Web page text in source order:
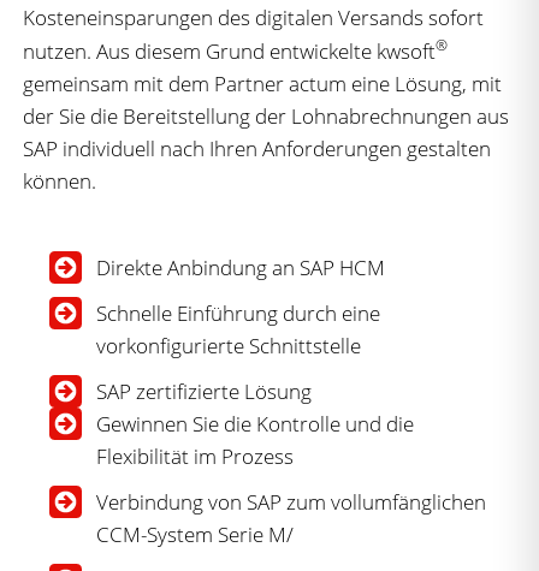
Kosteneinsparungen des digitalen Versands sofort
nutzen. Aus diesem Grund entwickelte kwsoft®
gemeinsam mit dem Partner actum eine Lösung, mit
der Sie die Bereitstellung der Lohnabrechnungen aus
SAP individuell nach Ihren Anforderungen gestalten
können.
Direkte Anbindung an SAP HCM
Schnelle Einführung durch eine
vorkonfigurierte Schnittstelle
SAP zertifizierte Lösung
Gewinnen Sie die Kontrolle und die
Flexibilität im Prozess
Verbindung von SAP zum vollumfänglichen
CCM-System Serie M/